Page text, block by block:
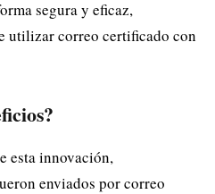
segura y eficaz,
utilizar correo certificado con
esta innovación,
enviados por correo